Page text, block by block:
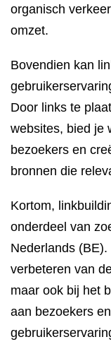
organisch
omzet.
Bovendien kan
Door links te
websites, bied je
bezoekers en
bronnen die
Kortom,
onderdeel van
Nederlands
verbeteren van
maar ook bij het
aan bezoekers